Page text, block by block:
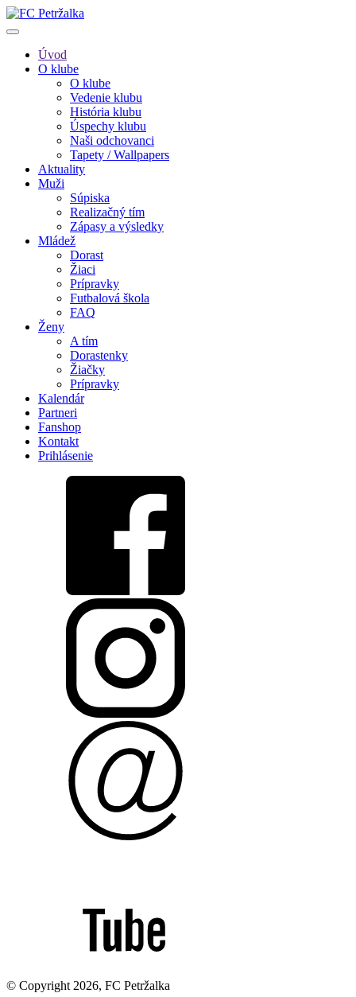
Úvod
O klube
O klube
Vedenie klubu
História klubu
Úspechy klubu
Naši odchovanci
Tapety / Wallpapers
Aktuality
Muži
Súpiska
Realizačný tím
Zápasy a výsledky
Mládež
Dorast
Žiaci
Prípravky
Futbalová škola
FAQ
Ženy
A tím
Dorastenky
Žiačky
Prípravky
Kalendár
Partneri
Fanshop
Kontakt
Prihlásenie
© Copyright 2026, FC Petržalka